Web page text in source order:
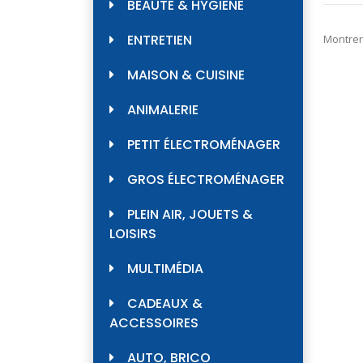
BEAUTÉ & HYGIÈNE
ENTRETIEN
MAISON & CUISINE
ANIMALERIE
PETIT ÉLECTROMÉNAGER
GROS ÉLECTROMÉNAGER
PLEIN AIR, JOUETS &
LOISIRS
MULTIMÉDIA
CADEAUX &
ACCESSOIRES
AUTO, BRICO